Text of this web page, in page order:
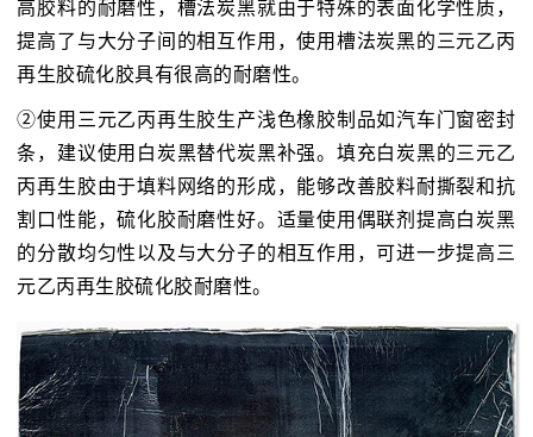
高胶料的耐磨性，槽法炭黑就由于特殊的表面化学性质，
提高了与大分子间的相互作用，使用槽法炭黑的三元乙丙
再生胶硫化胶具有很高的耐磨性。
②使用三元乙丙再生胶生产浅色橡胶制品如汽车门窗密封
条，建议使用白炭黑替代炭黑补强。填充白炭黑的三元乙
丙再生胶由于填料网络的形成，能够改善胶料耐撕裂和抗
割口性能，硫化胶耐磨性好。适量使用偶联剂提高白炭黑
的分散均匀性以及与大分子的相互作用，可进一步提高三
元乙丙再生胶硫化胶耐磨性。